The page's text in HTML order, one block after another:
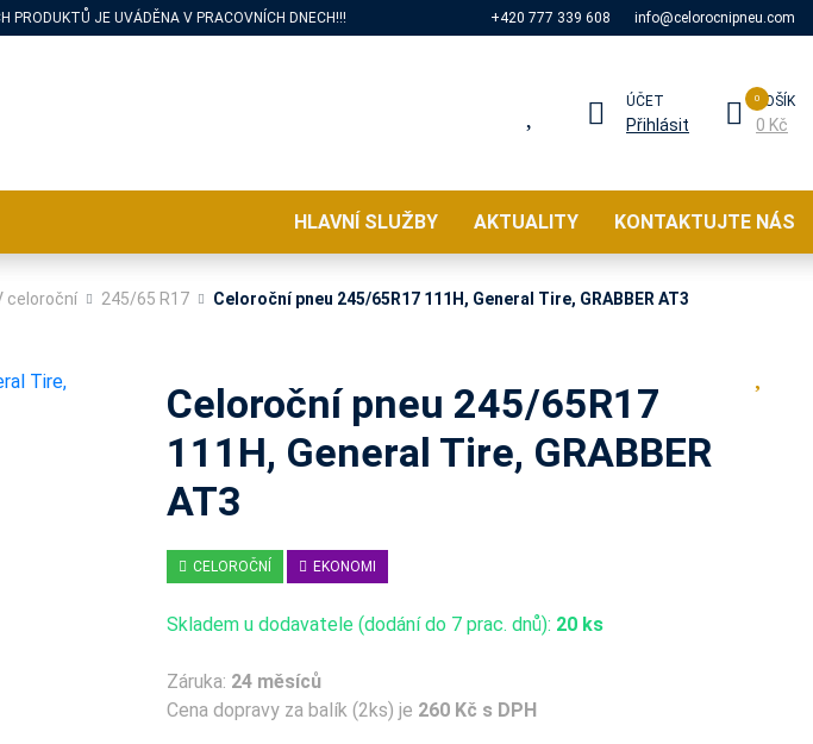
JE UVÁDĚNA V PRACOVNÍCH DNECH!!! +420 777 339 608 info@celorocnipneu.com
ÚČET
Přihlásit
KOŠÍK
0 Kč
HLAVNÍ SLUŽBY AKTUALITY KONTAKTUJTE NÁS
celoroční 245/65 R17 Celoroční pneu 245/65R17 111H, General Tire, GRABBER AT3
Celoroční pneu 245/65R17
111H, General Tire, GRABBER
AT3
CELOROČNÍ EKONOMI
Skladem u dodavatele (dodání do 7 prac. dnů): 20 ks
Záruka: 24 měsíců
Cena dopravy za balík (2ks) je 260 Kč s DPH